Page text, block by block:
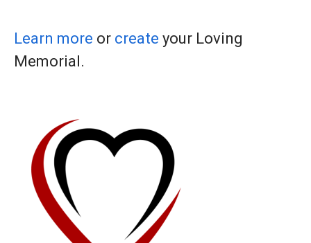
Learn more or create your Loving
Memorial.